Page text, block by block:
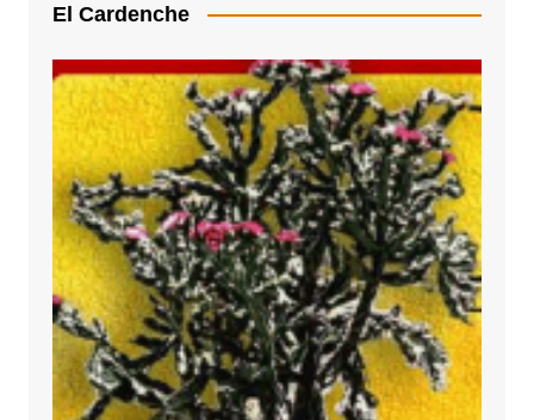
El Cardenche